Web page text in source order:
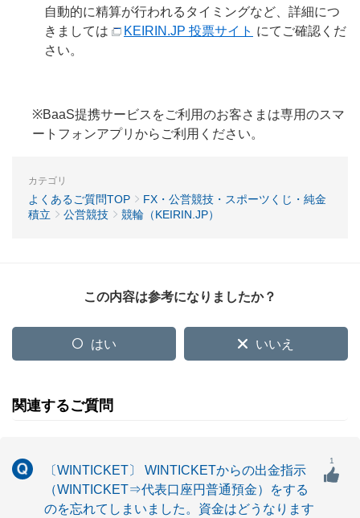
自動的に精算が行われるタイミングなど、詳細につ
きましては
KEIRIN.JP 投票サイト にてご確認くだ
さい。
※BaaS提携サービスをご利用のお客さまは専用のスマ
ートフォンアプリからご利用ください。
カテゴリ
よくあるご質問TOP
FX・公営競技・スポーツくじ・純金
積立
公営競技 競輪（KEIRIN.JP）
この内容は参考になりましたか？
はい いいえ
関連するご質問
〔WINTICKET〕 WINTICKETからの出金指示
（WINTICKET⇒代表口座円普通預金）をする
のを忘れてしまいました。資金はどうなります
1